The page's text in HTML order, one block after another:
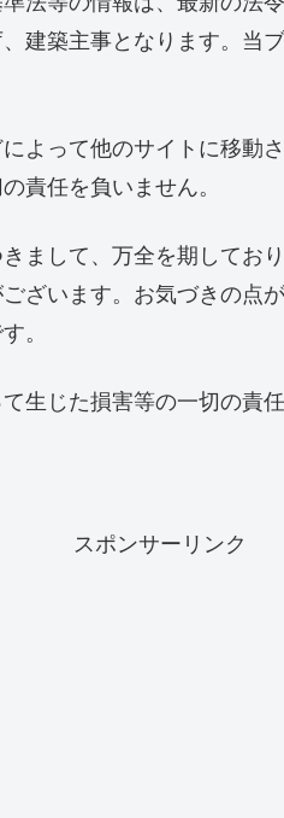
建築主事となります。当
よって他のサイトに移動
責任を負いません。
まして、万全を期してお
ざいます。お気づきの点
。
生じた損害等の一切の責
スポンサーリンク